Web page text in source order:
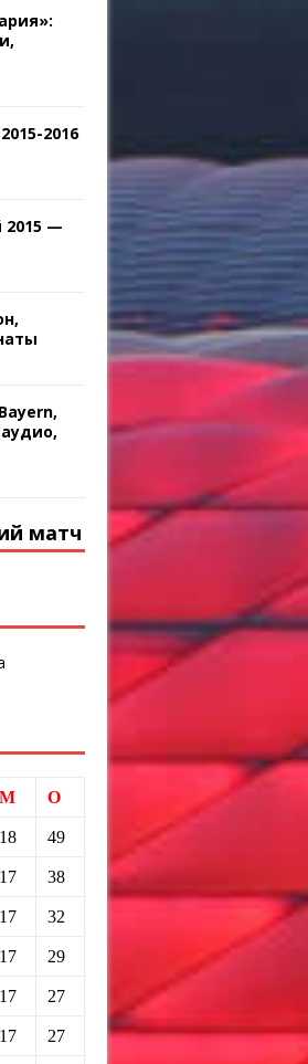
2016
2015 —
матч
М О
18 49
17 38
17 32
17 29
17 27
17 27